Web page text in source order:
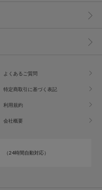
よくあるご質問
特定商取引に基づく表記
利用規約
会社概要
（24時間自動対応）